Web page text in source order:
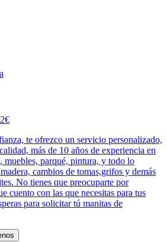
te ofrezco un servicio personalizado,
más de 10 años de experiencia en
muebles, parqué, pintura, y todo lo
cambios de tomas,grifos y demás
No tienes que preocuparte por
cuento con las que necesitas para tus
para solicitar tú manitas de